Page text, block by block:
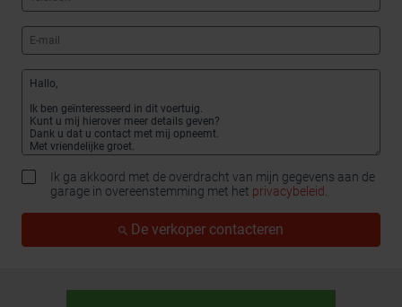
Ik ga akkoord met de overdracht van mijn gegevens aan de
garage in overeenstemming met het privacybeleid.
De verkoper contacteren